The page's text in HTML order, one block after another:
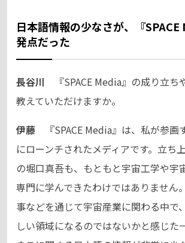
日本語情報の少なさが、『
発点だった
長谷川 『SPACE Media』の成り立ち
教えていただけますか。
伊藤 『SPACE Media』は、私が参画
にローンチされたメディアです。立ち
の堀口真吾も、もともと宇宙工学や宇
専門に学んできたわけではありません
事などを通じて宇宙産業に関わる中で
しい領域になるのではないかと感じた